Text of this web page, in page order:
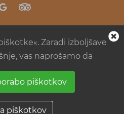
Splošni pogoji poslovanja
zasebnosti
Zaradi izboljšave
vas naprošamo da
piškotkov
piškotkov